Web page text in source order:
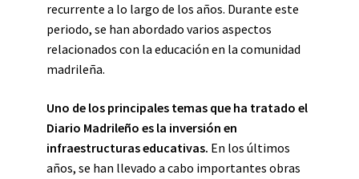
recurrente a lo largo de los años. Durante este
periodo, se han abordado varios aspectos
relacionados con la educación en la comunidad
madrileña.
Uno de los principales temas que ha tratado el
Diario Madrileño es la inversión en
infraestructuras educativas. En los últimos
años, se han llevado a cabo importantes obras